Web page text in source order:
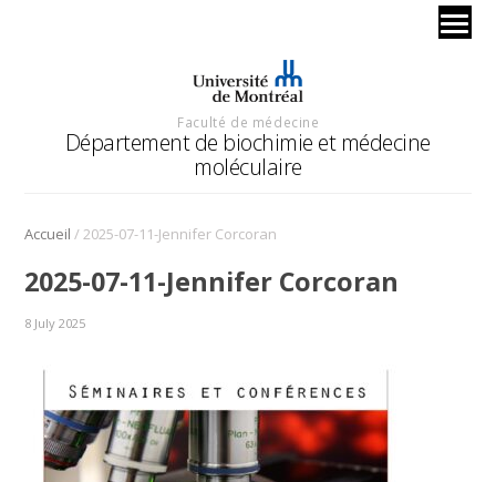
Faculté de médecine
Département de biochimie et médecine
moléculaire
Accueil /2025-07-11-Jennifer Corcoran
2025-07-11-Jennifer Corcoran
8 July 2025